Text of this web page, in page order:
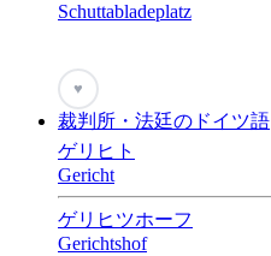
Schuttabladeplatz
♥
裁判所・法廷のドイツ語
ゲリヒト
Gericht
ゲリヒツホーフ
Gerichtshof